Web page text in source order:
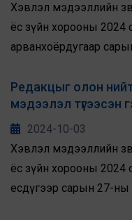
Хэвлэл мэдээллийн
ёс зүйн хорооны 2024
арванхоёрдугаар
хэлэлцлээ.
Редакцыг олон
мэдээлэл түгээсэн
2024-10-03
Хэвлэл мэдээллийн
ёс зүйн хорооны 2024
есдүгээр сарын 27-ны